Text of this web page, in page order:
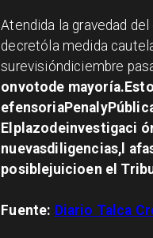
Atendida la gravedad
decretóla medida
surevisióndiciembre
onvotode
Elplazodeinvestigaci
nuevasdiligencias,l
posiblejuicioen el
Fuente: Diario Talca